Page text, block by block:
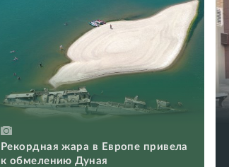
Рекордная жара в Европе привела
к обмелению Дуная